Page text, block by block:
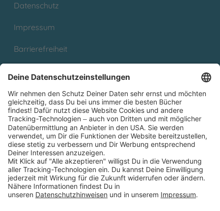
Datenschutz
Impressum
Barrierefreiheit
Partnerprogramm (Affiliate)
Folge uns auf
* Versandkostenfrei ab 9,00 € Bestellwert innerhalb
Deutschlands
** Lieferzeit 1-3 Werktage innerhalb Deutschlands